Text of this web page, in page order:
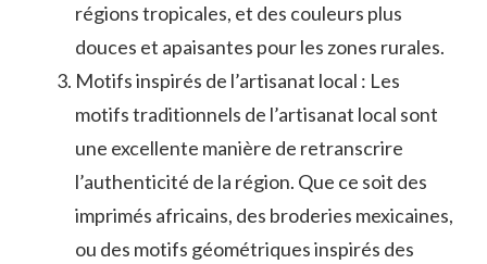
régions tropicales,⁣ et‌ des couleurs⁤ plus
douces et apaisantes pour les zones rurales.
Motifs inspirés ‌de l’artisanat local‌ : Les
motifs⁣ traditionnels de l’artisanat local ⁤sont​
une excellente‌ manière de retranscrire
l’authenticité de la région. Que ce soit des ​
imprimés africains, des ⁢broderies mexicaines,
ou ‍des motifs géométriques inspirés des